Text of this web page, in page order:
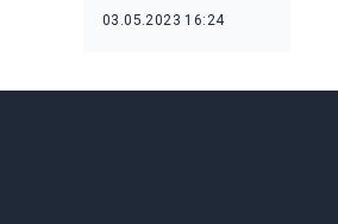
03.05.2023 16:24